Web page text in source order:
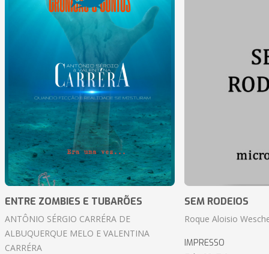
ENTRE ZOMBIES E TUBARÕES
ANTÔNIO SÉRGIO CARRÉRA DE
ALBUQUERQUE MELO E VALENTINA
CARRÉRA
SEM RODEIOS
Roque Aloisio
IMPRESSO